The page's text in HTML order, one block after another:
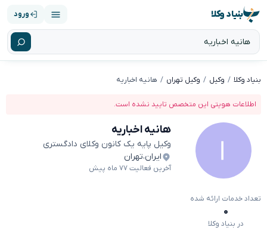
بنیاد وکلا ورود
بنیاد وکلا وکیل وکیل تهران هانیه اخباریه
اطلاعات هویتی این متخصص تایید نشده است.
هانیه اخباریه
وکیل پایه یک کانون وکلای دادگستری
ایران،تهران
آخرین فعالیت ۷۷ ماه پیش
تعداد خدمات ارائه شده
۰
در بنیاد وکلا